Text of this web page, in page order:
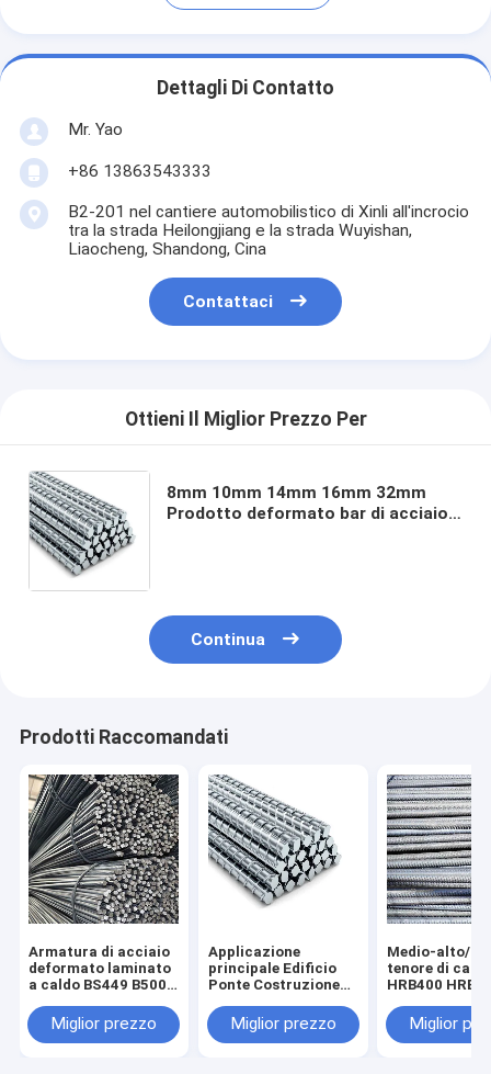
Dettagli Di Contatto
Mr. Yao
+86 13863543333
B2-201 nel cantiere automobilistico di Xinli all'incrocio
tra la strada Heilongjiang e la strada Wuyishan,
Liaocheng, Shandong, Cina
Contattaci
Ottieni Il Miglior Prezzo Per
8mm 10mm 14mm 16mm 32mm
Prodotto deformato bar di acciaio
Continua
Prodotti Raccomandati
Armatura di acciaio
deformato laminato
a caldo BS449 B500b
fini di rinforzo
strutturale
Miglior prezzo
Applicazione
principale Edificio
Ponte Costruzione
BS449 B500b DIN488
6m 9m 12m
Miglior prezzo
Medio-alto/
tenore di
HRB400
rinforzo di
acciaio
Miglior